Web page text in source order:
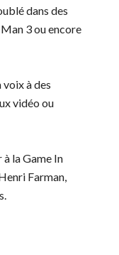
dans des
3 ou encore
voix à des
vidéo ou
la Game In
Farman,